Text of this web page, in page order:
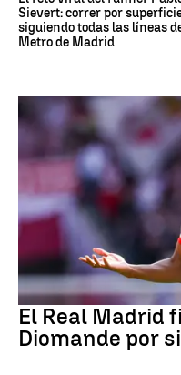
Sievert: correr por
siguiendo todas las líneas
Metro de Madrid
Fútbol
El Real Madrid
Diomande por